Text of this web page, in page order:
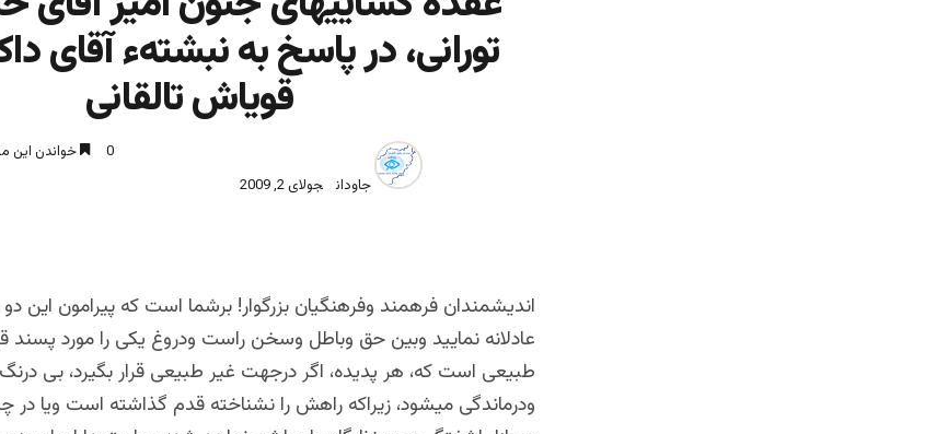
تورانی، در پاسخ به نبشتهء آقای
قویاش تالقانی
جاودان جولای 2, 2009
0 خواندن این مطلب 9 دقیقه
اندیشمندان فرهمند وفرهنگیان بزرگوار! برشما است که پیرامون این
عادلانه نمایید وبین حق وباطل وسخن راست ودروغ یکی را مورد پسند
طبیعی است که، هر پدیده، اگر درجهت غیر طبیعی قرار بگیرد، بی
ودرماندگی میشود، زیراکه راهش را نشناخته قدم گذاشته است ویا در